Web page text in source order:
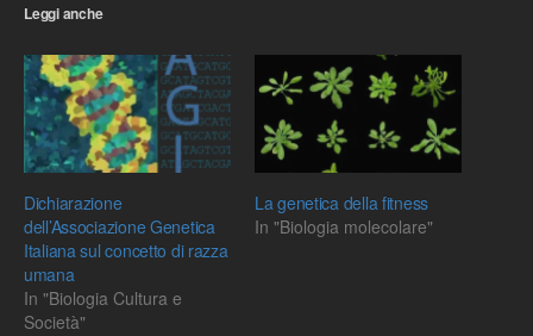
Leggi anche
Dichiarazione
dell’Associazione Genetica
Italiana sul concetto di razza
umana
In "Biologia Cultura e
Società"
La genetica della fitness
In "Biologia molecolare"